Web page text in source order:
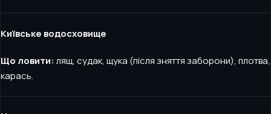
Київське водосховище
Що ловити: лящ, судак, щука (після зняття заборони), плотва,
карась.